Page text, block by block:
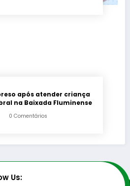
após atender criança
na Baixada Fluminense
0 Comentários
Us: